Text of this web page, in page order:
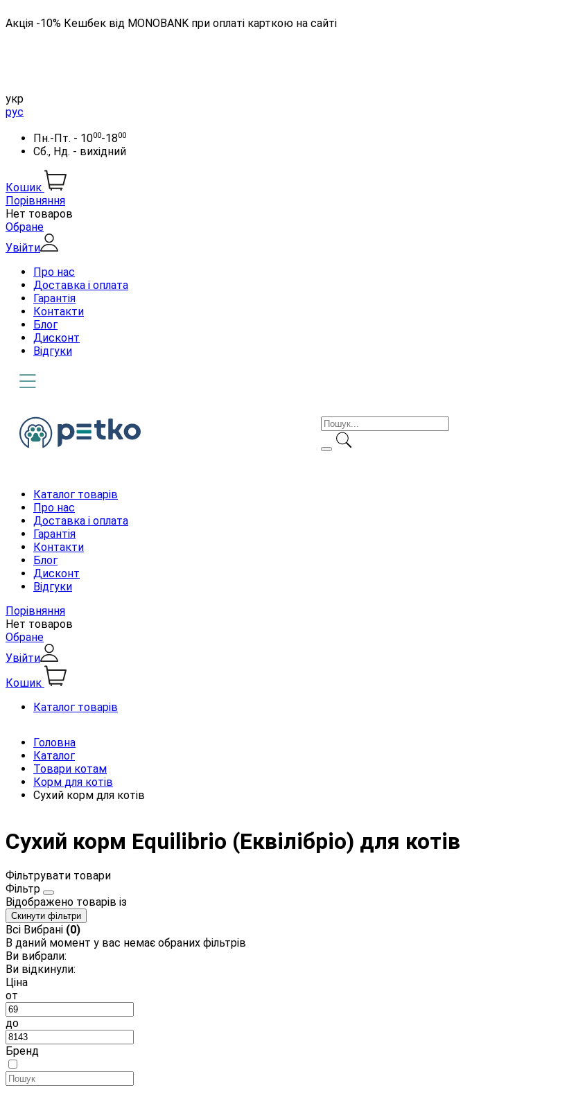
Акція -10% Кешбек від MONOBANK при оплаті карткою на сайті
укр
рус
Пн.-Пт. - 1000-1800
Сб., Нд. - вихідний
Кошик
Порівняння
Нет товаров
Обране
Увійти
Про нас
Доставка і оплата
Гарантія
Контакти
Блог
Дисконт
Відгуки
Каталог товарів
Про нас
Доставка і оплата
Гарантія
Контакти
Блог
Дисконт
Відгуки
Порівняння
Нет товаров
Обране
Увійти
Кошик
Каталог товарів
Головна
Каталог
Товари котам
Корм для котів
Сухий корм для котів
Сухий корм Equilibrio (Еквілібріо) для котів
Фільтрувати товари
Фільтр
Відображено товарів із
Скинути фільтри
Всі Вибрані (0)
В даний момент у вас немає обраних фільтрів
Ви вибрали:
Ви відкинули:
Ціна
от
до
Бренд